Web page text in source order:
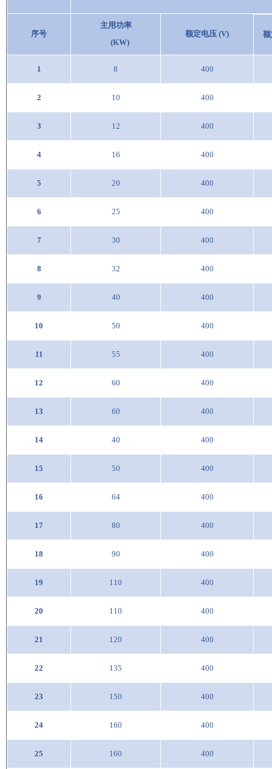
序号
主用功率
(KW)
额定电压 (V)
1 8 400
2 10 400
3 12 400
4 16 400
5 20 400
6 25 400
7 30 400
8 32 400
9 40 400
10 50 400
11 55 400
12 60 400
13 60 400
14 40 400
15 50 400
16 64 400
17 80 400
18 90 400
19 110 400
20 110 400
21 120 400
22 135 400
23 150 400
24 160 400
25 160 400